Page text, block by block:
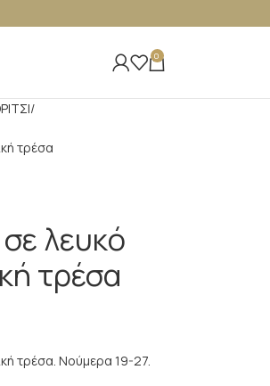
0
τρέσα
λευκό
τρέσα
τρέσα. Νούμερα 19-27.